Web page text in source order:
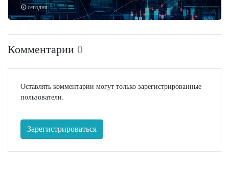
сегодня
Комментарии 0
Оставлять комментарии могут только зарегистрированные
пользователи.
Зарегистрироваться